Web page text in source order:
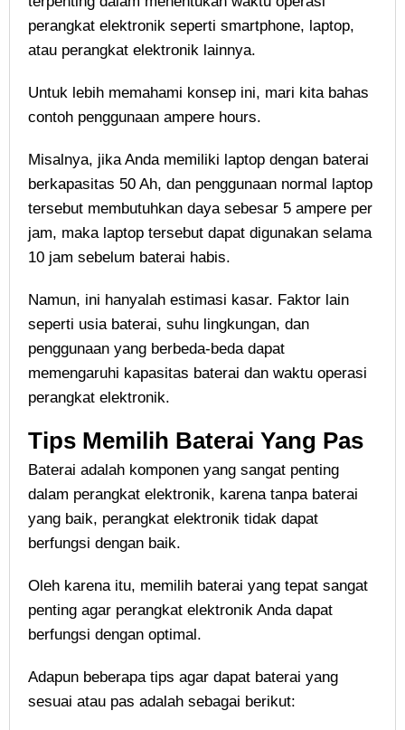
perangkat elektronik seperti smartphone, laptop,
atau perangkat elektronik lainnya.
Untuk lebih memahami konsep ini, mari kita bahas
contoh penggunaan ampere hours.
Misalnya, jika Anda memiliki laptop dengan baterai
berkapasitas 50 Ah, dan penggunaan normal laptop
tersebut membutuhkan daya sebesar 5 ampere per
jam, maka laptop tersebut dapat digunakan selama
10 jam sebelum baterai habis.
Namun, ini hanyalah estimasi kasar. Faktor lain
seperti usia baterai, suhu lingkungan, dan
penggunaan yang berbeda-beda dapat
memengaruhi kapasitas baterai dan waktu operasi
perangkat elektronik.
Tips Memilih Baterai Yang Pas
Baterai adalah komponen yang sangat penting
dalam perangkat elektronik, karena tanpa baterai
yang baik, perangkat elektronik tidak dapat
berfungsi dengan baik.
Oleh karena itu, memilih baterai yang tepat sangat
penting agar perangkat elektronik Anda dapat
berfungsi dengan optimal.
Adapun beberapa tips agar dapat baterai yang
sesuai atau pas adalah sebagai berikut: